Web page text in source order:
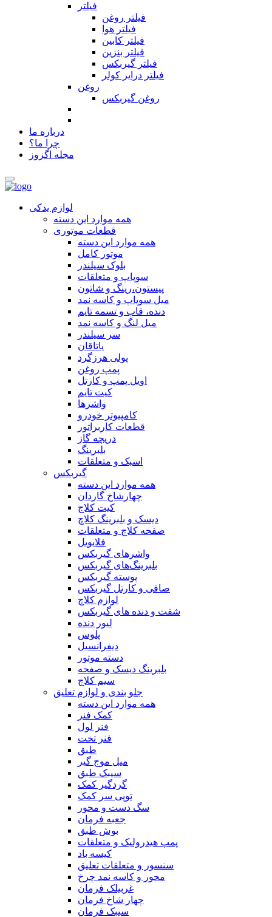
فیلتر
فیلتر روغن
فیلتر هوا
فیلتر کابین
فیلتر بنزین
فیلتر گیربکس
فیلتر درایر کولر
روغن
روغن گیربکس
درباره ما
چرا ما؟
مجله اگزوز
لوازم یدکی
همه موارد این دسته
قطعات موتوری
همه موارد این دسته
موتور کامل
بلوک سیلندر
سوپاپ و متعلقات
پیستون،رینگ و شاتون
میل سوپاپ و کاسه نمد
دنده، قاب و تسمه تایم
میل لنگ و کاسه نمد
سر سیلندر
یاتاقان
پولی هرزگرد
پمپ روغن
اویل پمپ و کارتل
کیت تایم
واشرها
کامپیوتر خودرو
قطعات کاربراتور
دریچه گاز
بلبرینگ
اسبک و متعلقات
گیربکس
همه موارد این دسته
چهارشاخ گاردان
کیت کلاج
دیسک و بلبرینگ کلاچ
صفحه کلاچ و متعلقات
فلایویل
واشرهای گیربکس
بلبرینگ‌های گیربکس
پوسته گیربکس
صافی و کارتل گیربکس
لوازم کلاچ
شفت و دنده های گیربکس
لیور دنده
پلوس
دیفرانسیل
دسته موتور
بلبرینگ دیسک و صفحه
سیم کلاچ
جلو بندی و لوازم تعلیق
همه موارد این دسته
کمک فنر
فنر لول
فنر تخت
طبق
میل موج گیر
سیبک طبق
گردگیر کمک
توپی سر کمک
سگ دست و محور
جعبه فرمان
بوش طبق
پمپ هیدرولیک و متعلقات
کیسه باد
سنسور و متعلقات تعلیق
محور و کاسه نمد چرخ
غربیلک فرمان
چهار شاخ فرمان
سیبک فرمان